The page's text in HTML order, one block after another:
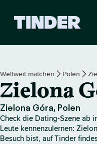
r
-
S
a
r
t
Weltweit matchen Polen
Zielona
Zielona Góra, Polen
Check die Dating-Szene ab
Leute kennenzulernen:
Besuch bist, auf Tinder